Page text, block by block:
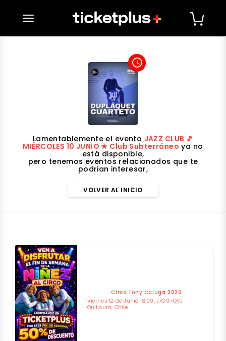
desplegar navegación
access_time
Lamentablemente el evento JAZZ CLUB 🎵
MIÉRCOLES 10 JUNIO ★ Club Subterráneo ya no
está disponible,
pero tenemos eventos relacionados que te
podrian interesar,
VOLVER AL INICIO
Circo Tony Caluga 2026
Viernes 12 de Junio 18:00, J7G9+QVJ
Quilicura, Chile